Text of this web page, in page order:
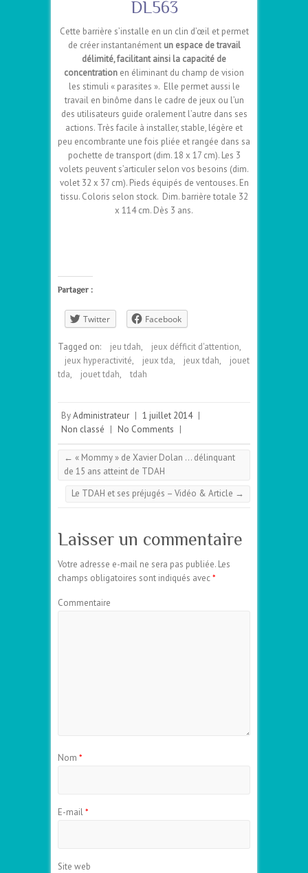
DL563
Cette barrière s’installe en un clin d’œil et permet
de créer instantanément un espace de travail
délimité, facilitant ainsi la capacité de
concentration en éliminant du champ de vision
les stimuli « parasites ». Elle permet aussi le
travail en binôme dans le cadre de jeux ou l’un
des utilisateurs guide oralement l’autre dans ses
actions. Très facile à installer, stable, légère et
peu encombrante une fois pliée et rangée dans sa
pochette de transport (dim. 18 x 17 cm). Les 3
volets peuvent s’articuler selon vos besoins (dim.
volet 32 x 37 cm). Pieds équipés de ventouses. En
tissu. Coloris selon stock. Dim. barrière totale 32
x 114 cm. Dès 3 ans.
Partager :
Twitter Facebook
Tagged on: jeu tdah, jeux défficit d'attention,
jeux hyperactivité, jeux tda, jeux tdah,
jouet
tda, jouet tdah, tdah
ByAdministrateur | 1 juillet 2014 |
Non classé | No Comments |
← « Mommy » de Xavier Dolan … délinquant
de 15 ans atteint de TDAH
Le TDAH et ses préjugés – Vidéo & Article →
Laisser un commentaire
Votre adresse e-mail ne sera pas publiée. Les
champs obligatoires sont indiqués avec*
Commentaire
Nom *
E-mail*
Site web